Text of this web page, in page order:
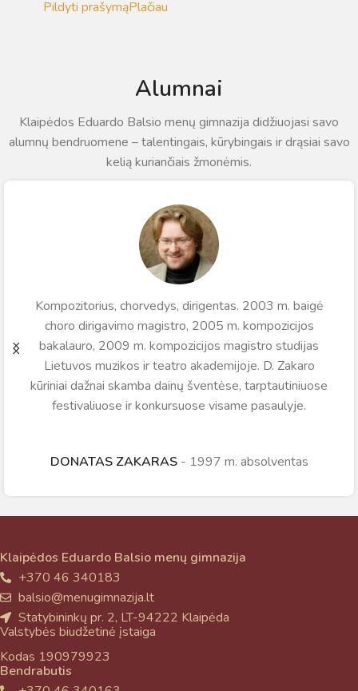
Pildyti prašymąPlačiau
Alumnai
Klaipėdos Eduardo Balsio menų gimnazija didžiuojasi savo
alumnų bendruomene – talentingais, kūrybingais ir drąsiai savo
kelią kuriančiais žmonėmis.
Kompozitorius, chorvedys, dirigentas. 2003 m. baigė
choro dirigavimo magistro, 2005 m. kompozicijos
bakalauro, 2009 m. kompozicijos magistro studijas
Lietuvos muzikos ir teatro akademijoje. D. Zakaro
kūriniai dažnai skamba dainų šventėse, tarptautiniuose
festivaliuose ir konkursuose visame pasaulyje.
DONATAS ZAKARAS 1997 m. absolventas
Klaipėdos Eduardo Balsio menų gimnazija
+370 46 340183
balsio@menugimnazija.lt
Statybininkų pr. 2, LT-94222 Klaipėda
Valstybės biudžetinė įstaiga
Kodas 190979923
Bendrabutis